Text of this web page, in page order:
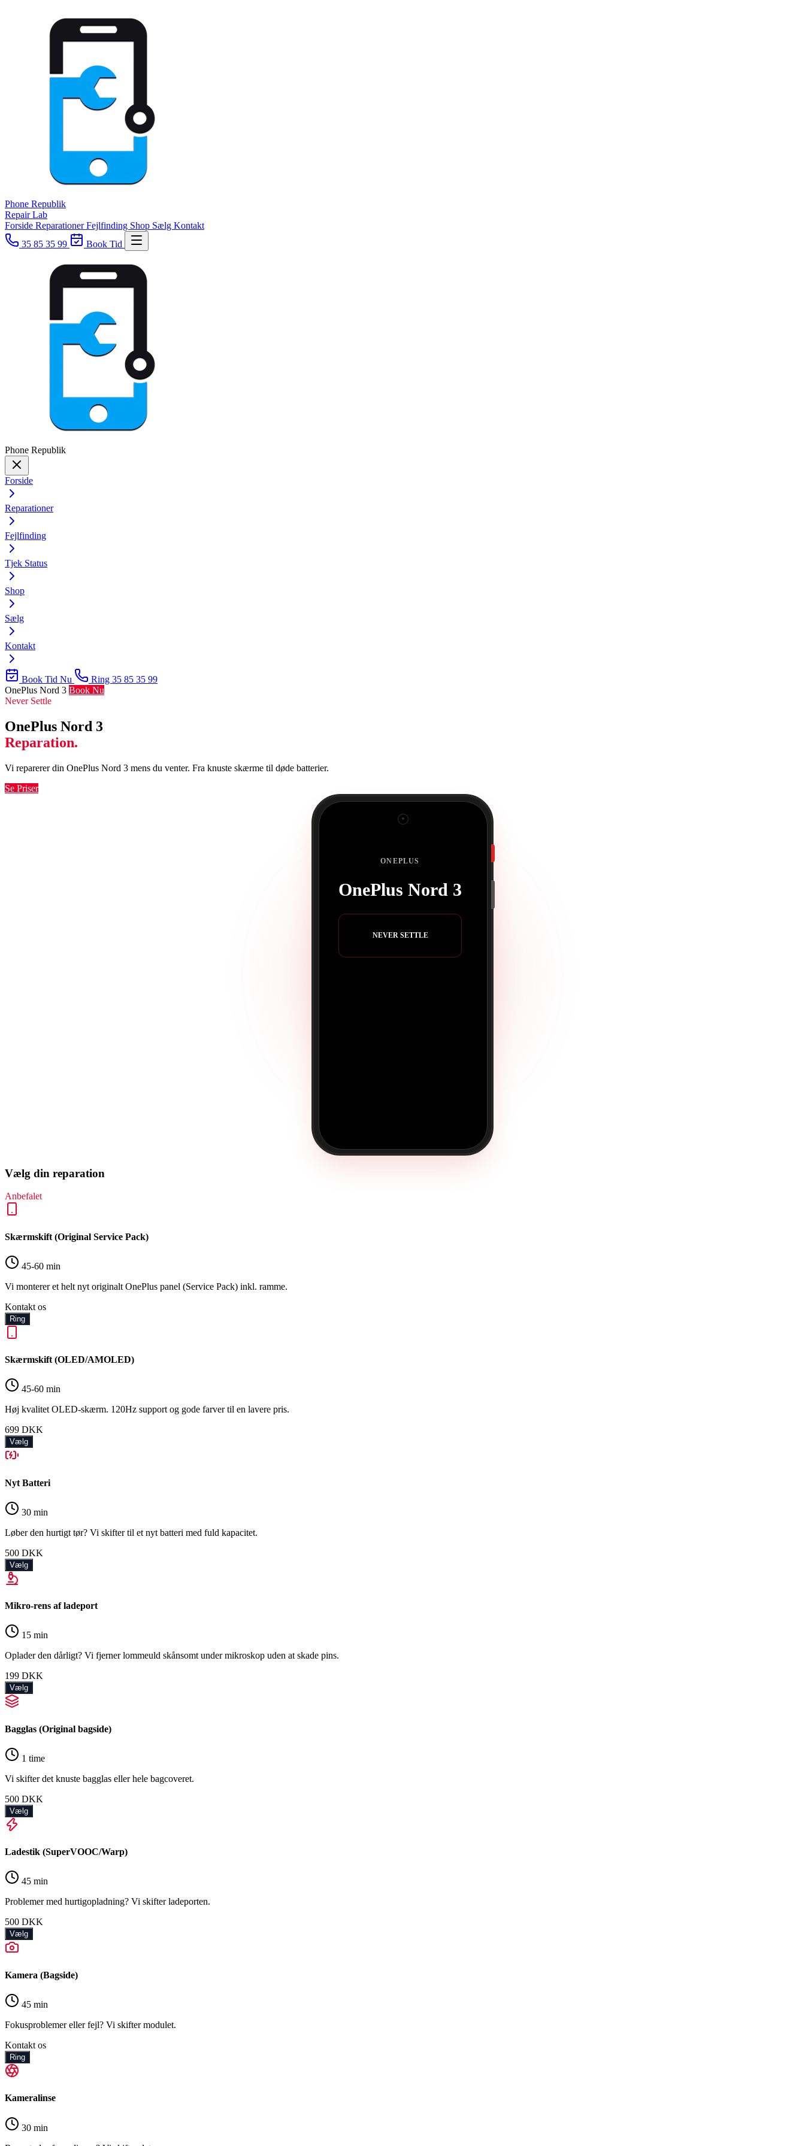
Phone Republik
Repair Lab
Forside ReparationerFejlfinding Shop Sælg Kontakt
35 85 35 99
Book Tid
Phone Republik
Forside
Reparationer
Fejlfinding
Tjek Status
Shop
Sælg
Kontakt
Book Tid Nu
Ring 35 85 35 99
OnePlus Nord 3 Book Nu
Never Settle
OnePlus Nord 3
Reparation.
Vi reparerer din OnePlus Nord 3 mens du venter. Fra knuste skærme til døde batterier.
Se Priser
ONEPLUS
OnePlus Nord 3
NEVER SETTLE
Vælg din reparation
Anbefalet
Skærmskift (Original Service Pack)
45-60 min
Vi monterer et helt nyt originalt OnePlus panel (Service Pack) inkl. ramme.
Kontakt os
Ring
Skærmskift (OLED/AMOLED)
45-60 min
Høj kvalitet OLED-skærm. 120Hz support og gode farver til en lavere pris.
699 DKK
Vælg
Nyt Batteri
30 min
Løber den hurtigt tør? Vi skifter til et nyt batteri med fuld kapacitet.
500 DKK
Vælg
Mikro-rens af ladeport
15 min
Oplader den dårligt? Vi fjerner lommeuld skånsomt under mikroskop uden at skade pins.
199 DKK
Vælg
Bagglas (Original bagside)
1 time
Vi skifter det knuste bagglas eller hele bagcoveret.
500 DKK
Vælg
Ladestik (SuperVOOC/Warp)
45 min
Problemer med hurtigopladning? Vi skifter ladeporten.
500 DKK
Vælg
Kamera (Bagside)
45 min
Fokusproblemer eller fejl? Vi skifter modulet.
Kontakt os
Ring
Kameralinse
30 min